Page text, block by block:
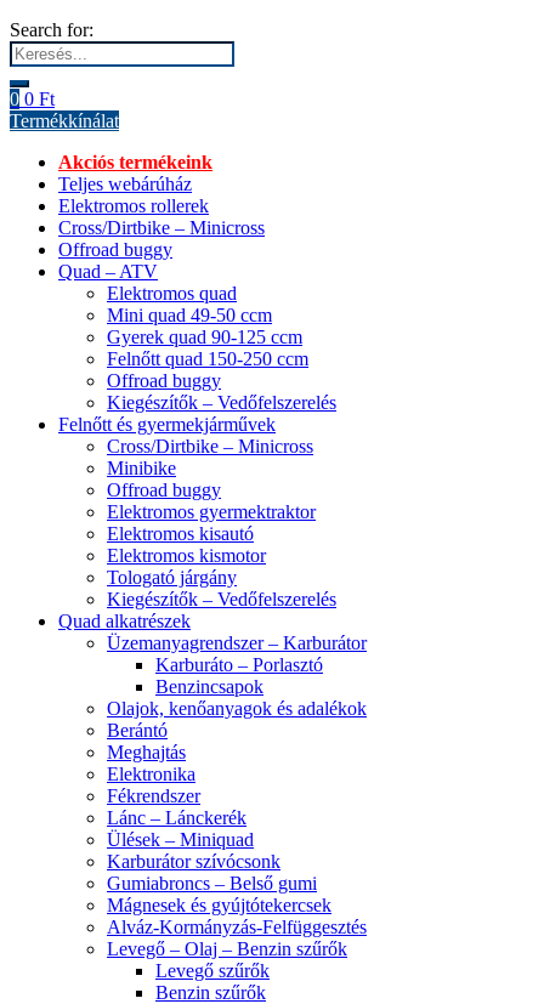
Search for:
0 0 Ft
Termékkínálat
Akciós termékeink
Teljes webárúház
Elektromos rollerek
Cross/Dirtbike – Minicross
Offroad buggy
Quad – ATV
Elektromos quad
Mini quad 49-50 ccm
Gyerek quad 90-125 ccm
Felnőtt quad 150-250 ccm
Offroad buggy
Kiegészítők – Vedőfelszerelés
Felnőtt és gyermekjárművek
Cross/Dirtbike – Minicross
Minibike
Offroad buggy
Elektromos gyermektraktor
Elektromos kisautó
Elektromos kismotor
Tologató járgány
Kiegészítők – Vedőfelszerelés
Quad alkatrészek
Üzemanyagrendszer – Karburátor
Karburáto – Porlasztó
Benzincsapok
Olajok, kenőanyagok és adalékok
Berántó
Meghajtás
Elektronika
Fékrendszer
Lánc – Lánckerék
Ülések – Miniquad
Karburátor szívócsonk
Gumiabroncs – Belső gumi
Mágnesek és gyújtótekercsek
Alváz-Kormányzás-Felfüggesztés
Levegő – Olaj – Benzin szűrők
Levegő szűrők
Benzin szűrők